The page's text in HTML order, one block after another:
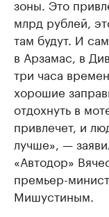
зоны. Это
млрд рублей,
там будут. И
в Арзамас, в
три часа
хорошие
отдохнуть в
привлечет, и
лучше», —
«Автодор»
премьер-
Мишустиным.